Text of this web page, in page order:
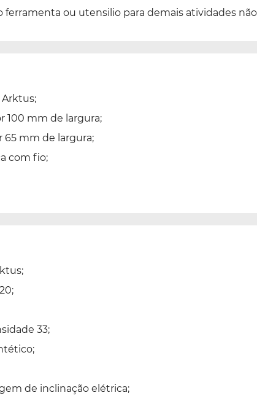
ferramenta ou utensilio para demais atividades
Arktus;
100 mm de largura;
65 mm de largura;
com fio;
33;
de inclinação elétrica;